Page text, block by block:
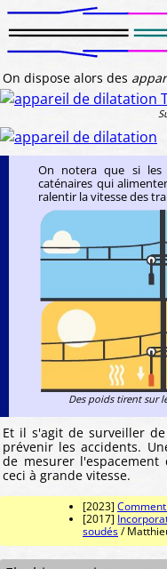
On dispose alors des
On notera que si les
caténaires qui
ralentir la vitesse des
Des poids tirent sur
Et il s'agit de surveiller
prévenir les accidents.
de mesurer
ceci à grande vitesse.
[2023]
[2017]
soudés/